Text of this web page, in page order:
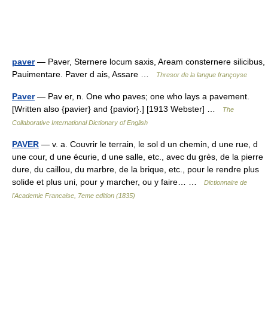
paver— Paver, Sternere locum saxis, Aream consternere silicibus,
Pauimentare. Paver d ais, Assare …
Thresor de la langue françoyse
Paver— Pav er, n. One who paves; one who lays a pavement.
[Written also {pavier} and {pavior}.] [1913 Webster] …
The
Collaborative International Dictionary of English
PAVER — v. a. Couvrir le terrain, le sol d un chemin, d une rue, d
une cour, d une écurie, d une salle, etc., avec du grès, de la pierre
dure, du caillou, du marbre, de la brique, etc., pour le rendre plus
solide et plus uni, pour y marcher, ou y faire… …
Dictionnaire de
l'Academie Francaise, 7eme edition (1835)